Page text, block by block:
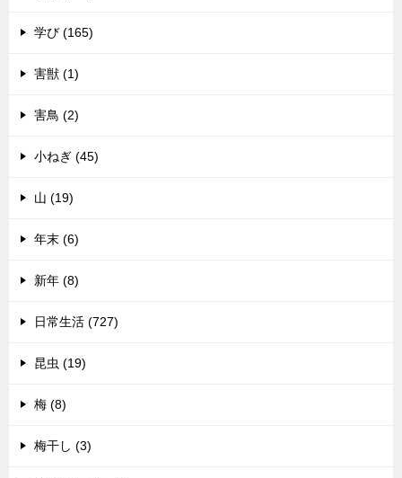
学び (165)
害獣 (1)
害鳥 (2)
小ねぎ (45)
山 (19)
年末 (6)
新年 (8)
日常生活 (727)
昆虫 (19)
梅 (8)
梅干し (3)